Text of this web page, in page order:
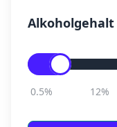
Alkoholgehalt
0.5% 12%